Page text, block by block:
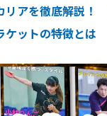
リアを徹底解説！
ケットの特徴とは